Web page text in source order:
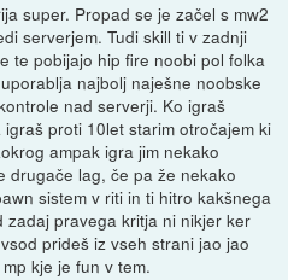
super. Propad se je začel s mw2
serverjem. Tudi skill ti v zadnji
te pobijajo hip fire noobi pol folka
najbolj naješne noobske
nad serverji. Ko igraš
proti 10let starim otročajem ki
ampak igra jim nekako
drugače lag, če pa že nekako
sistem v riti in ti hitro kakšnega
pravega kritja ni nikjer ker
prideš iz vseh strani jao jao
kje je fun v tem.